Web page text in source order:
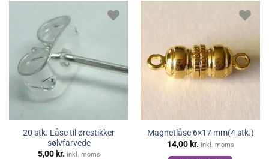
20 stk. Låse til ørestikker
sølvfarvede
5,00 kr. inkl. moms
Magnetlåse 6×17 mm(4 stk.)
14,00 kr. inkl. moms